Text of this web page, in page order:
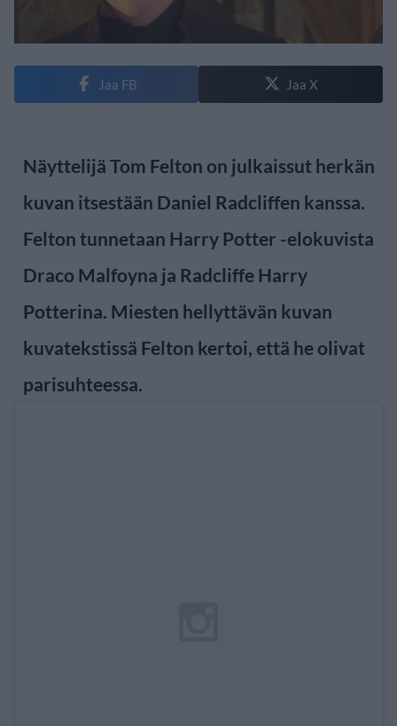
Jaa FB Jaa X
Näyttelijä Tom Felton on julkaissut herkän
kuvan itsestään Daniel Radcliffen kanssa.
Felton tunnetaan Harry Potter -elokuvista
Draco Malfoyna ja Radcliffe Harry
Potterina. Miesten hellyttävän kuvan
kuvatekstissä Felton kertoi, että he olivat
parisuhteessa.